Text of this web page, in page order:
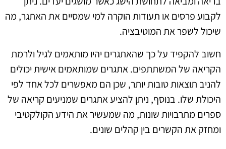
לקבוע פרסים או תעודות הוקרה למי שמסיים את האתגר, מה
שיכול לשפר את המוטיבציה.
חשוב להקפיד על כך שהאתגרים יהיו מותאמים לגיל ולרמת
הקריאה של המשתתפים. אתגרים שמותאמים אישית יכולים
להניב תוצאות טובות יותר, שכן הם מאפשרים לכל אחד לפי
היכולת שלו. בנוסף, ניתן להציע אתגרים שמניעים קריאה של
ספרים מתרבויות שונות, מה שמעשיר את הידע הקולקטיבי
ומחזק את הקשרים בין קהלים שונים.